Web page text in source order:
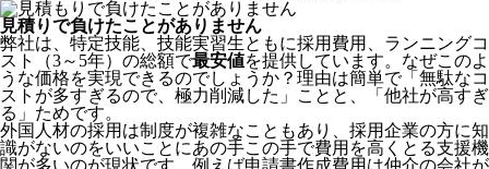
見積りで負けたことがありません
弊社は、特定技能、技能実習生ともに採用費用、ランニングコ
スト（3～5年）の総額で最安値を提供しています。なぜこのよ
うな価格を実現できるのでしょうか？理由は簡単で「無駄なコ
ストが多すぎるので、極力削減した」ことと、
「他社が高すぎ
る」 ためです。
外国人材の採用は制度が複雑なこともあり、採用企業の方に知
識がないのをいいことにあの手この手で費用を高くとる支援機